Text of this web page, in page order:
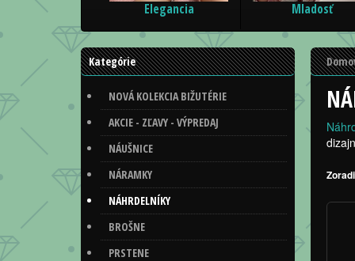
Elegancia Mladosť
Kategórie
NOVÁ KOLEKCIA BIŽUTÉRIE
AKCIE - ZĽAVY - VÝPREDAJ
NÁUŠNICE
NÁRAMKY
NÁHRDELNÍKY
BROŠNE
PRSTENE